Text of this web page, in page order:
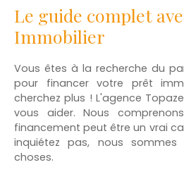
Le guide complet
Immobilier
Vous êtes à la recherche du
pour financer votre prêt
cherchez plus ! L'agence
vous aider. Nous
financement peut être un vrai
inquiétez pas, nous
choses.